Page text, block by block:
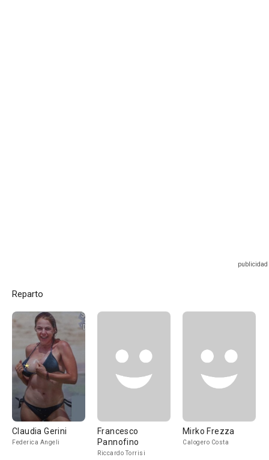
Reparto
Claudia Gerini
Federica Angeli
Francesco
Pannofino
Riccardo Torrisi
Mirko Frezza
Calogero Costa